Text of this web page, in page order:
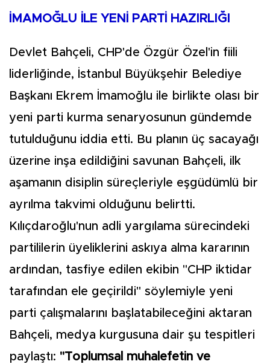
İMAMOĞLU İLE YENİ PARTİ HAZIRLIĞI
Devlet Bahçeli, CHP'de Özgür Özel'in fiili
liderliğinde, İstanbul Büyükşehir Belediye
Başkanı Ekrem İmamoğlu ile birlikte olası bir
yeni parti kurma senaryosunun gündemde
tutulduğunu iddia etti. Bu planın üç sacayağı
üzerine inşa edildiğini savunan Bahçeli, ilk
aşamanın disiplin süreçleriyle eşgüdümlü bir
ayrılma takvimi olduğunu belirtti.
Kılıçdaroğlu'nun adli yargılama sürecindeki
partililerin üyeliklerini askıya alma kararının
ardından, tasfiye edilen ekibin "CHP iktidar
tarafından ele geçirildi" söylemiyle yeni
parti çalışmalarını başlatabileceğini aktaran
Bahçeli, medya kurgusuna dair şu tespitleri
paylaştı: "Toplumsal muhalefetin ve